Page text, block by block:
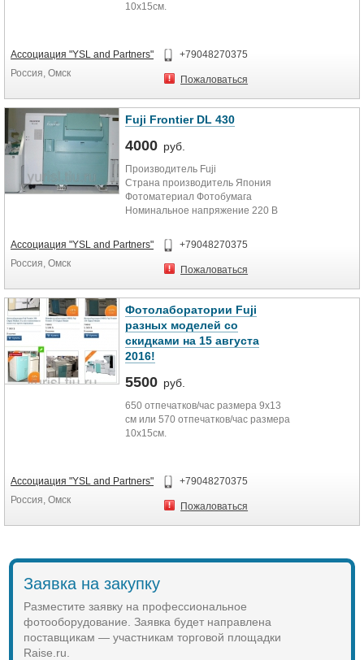
10х15см.
Ассоциация "YSL and Partners"
Россия, Омск
+79048270375
Пожаловаться
Fuji Frontier DL 430
4000 руб.
Производитель Fuji
Страна производитель Япония
Фотоматериал Фотобумага
Номинальное напряжение 220 В
Ассоциация "YSL and Partners"
Россия, Омск
+79048270375
Пожаловаться
Фотолаборатории Fuji
разных моделей со
скидками на 15 августа
2016!
5500 руб.
650 отпечатков/час размера 9х13
см или 570 отпечатков/час размера
10х15см.
Ассоциация "YSL and Partners"
Россия, Омск
+79048270375
Пожаловаться
Заявка на закупку
Разместите заявку на профессиональное
фотооборудование. Заявка будет направлена
поставщикам — участникам торговой площадки
Raise.ru.